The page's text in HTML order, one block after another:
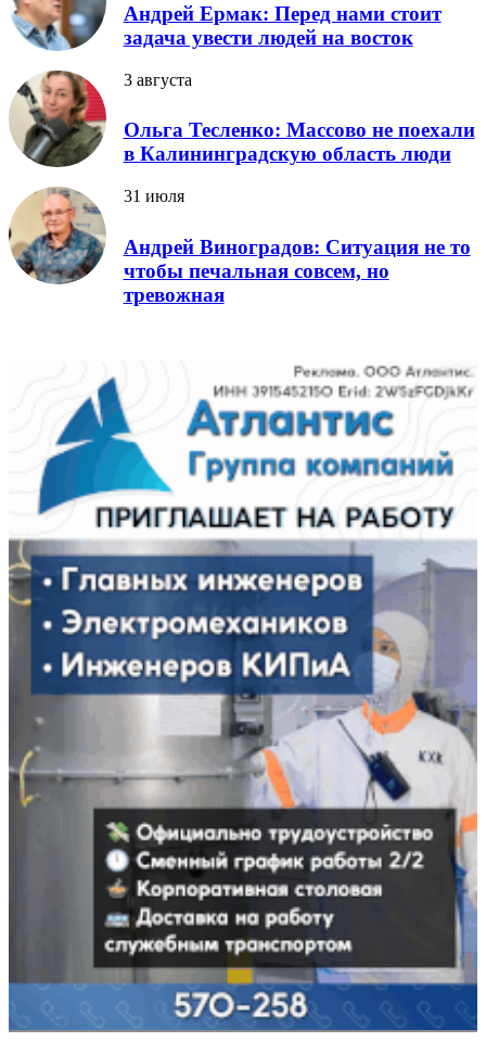
Андрей Ермак: Перед нами стоит
задача увести людей на восток
3 августа
Ольга Тесленко: Массово не поехали
в Калининградскую область люди
31 июля
Андрей Виноградов: Ситуация не то
чтобы печальная совсем, но
тревожная